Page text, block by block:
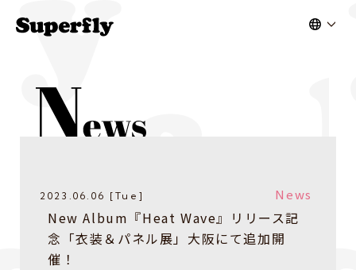
2023.06.06 [Tue] News
New Album『Heat Wave』リリース記
念「衣装＆パネル展」大阪にて追加開
催！